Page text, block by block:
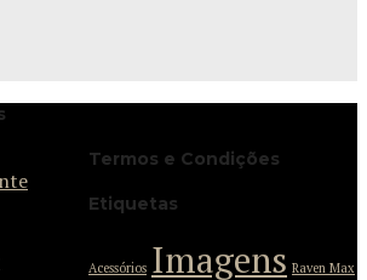
Termos e Condições
Etiquetas
Acessórios Imagens Raven Max